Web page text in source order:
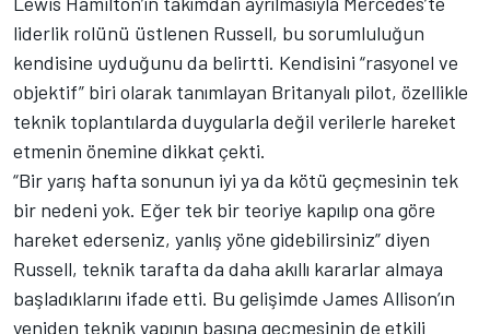
liderlik rolünü üstlenen Russell, bu sorumluluğun
kendisine uyduğunu da belirtti. Kendisini “rasyonel ve
objektif” biri olarak tanımlayan Britanyalı pilot, özellikle
teknik toplantılarda duygularla değil verilerle hareket
etmenin önemine dikkat çekti.
“Bir yarış hafta sonunun iyi ya da kötü geçmesinin tek
bir nedeni yok. Eğer tek bir teoriye kapılıp ona göre
hareket ederseniz, yanlış yöne gidebilirsiniz” diyen
Russell, teknik tarafta da daha akıllı kararlar almaya
başladıklarını ifade etti. Bu gelişimde James Allison’ın
yeniden teknik yapının başına geçmesinin de etkili